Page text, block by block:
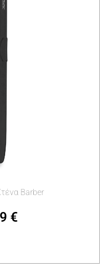
Barber
€